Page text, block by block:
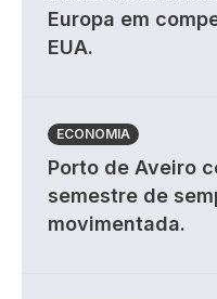
Europa em
EUA.
ECONOMIA
Porto de Aveiro
semestre de
movimentada.